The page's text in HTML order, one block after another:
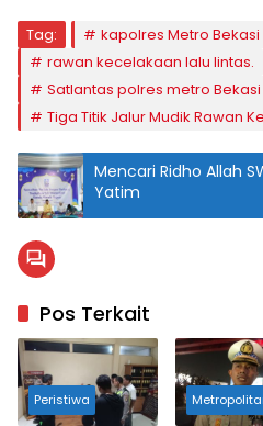
Tag:
kapolres Metro Bekasi
rawan kecelakaan lalu lintas.
Satlantas polres metro
Tiga Titik Jalur Mudik Rawan
Mencari Ridho Allah
Yatim
Pos Terkait
Peristiwa